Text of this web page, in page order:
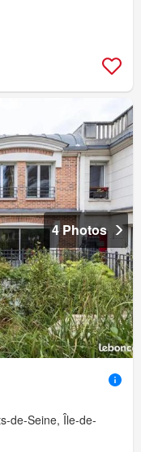
4 Photos
de-Seine, Île-de-